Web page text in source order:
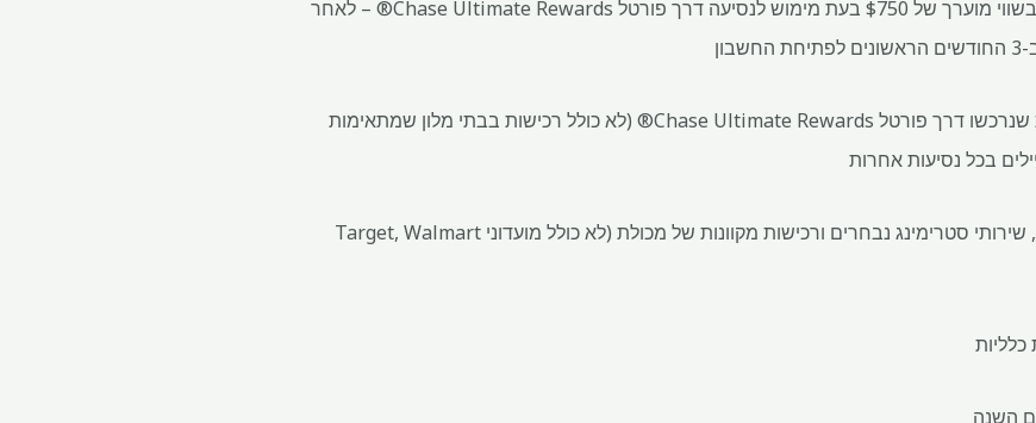
קבל 60,000 נקודות בונוס – בשווי מוערך של $750 בעת מימוש לנסיעה דרך פורטל Chase Ultimate Rewards® – לאחר
הרווח פי 5 מיילים על נסיעות שנרכשו דרך פורטל Chase Ultimate Rewards® (לא כולל רכישות בבתי מלון שמתאימות
הרווח פי 3 מיילים במסעדות, שירותי סטרימינג נבחרים ורכישות מקוונות של מכולת (לא כולל מועדוני Target, Walmart